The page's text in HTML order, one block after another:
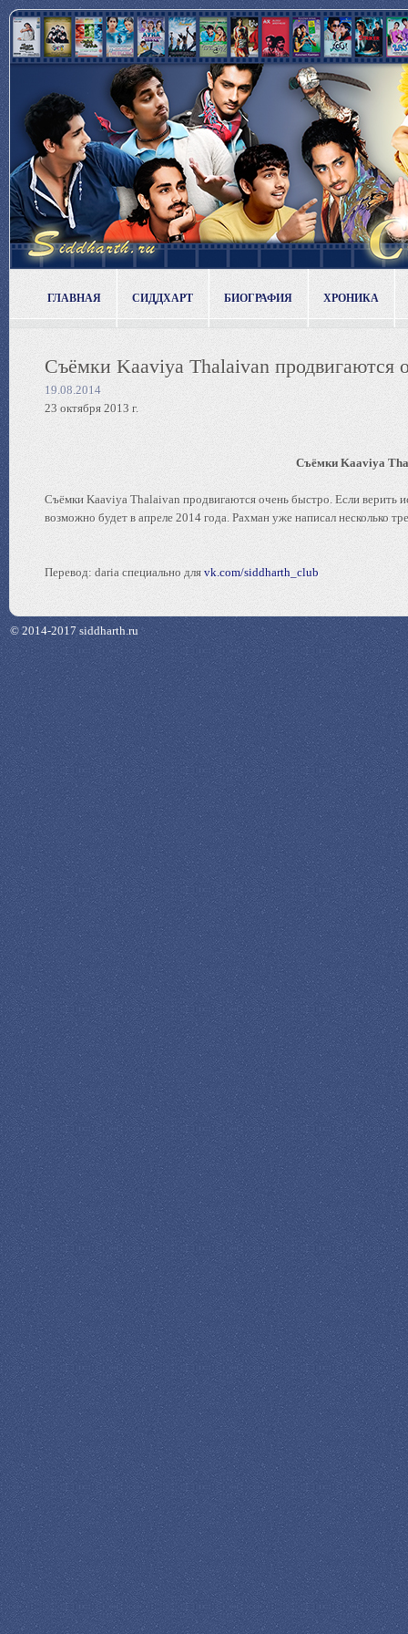
ГЛАВНАЯ СИДДХАРТ БИОГРАФИЯ ХРОНИКА
Съёмки Kaaviya Thalaivan продвигаются
19.08.2014
23 октября 2013 г.
Съёмки Kaaviya
Съёмки Kaaviya Thalaivan продвигаются очень быстро. Если верить
возможно будет в апреле 2014 года. Рахман уже написал несколько
Перевод: daria специально для vk.com/siddharth_club
© 2014-2017 siddharth.ru